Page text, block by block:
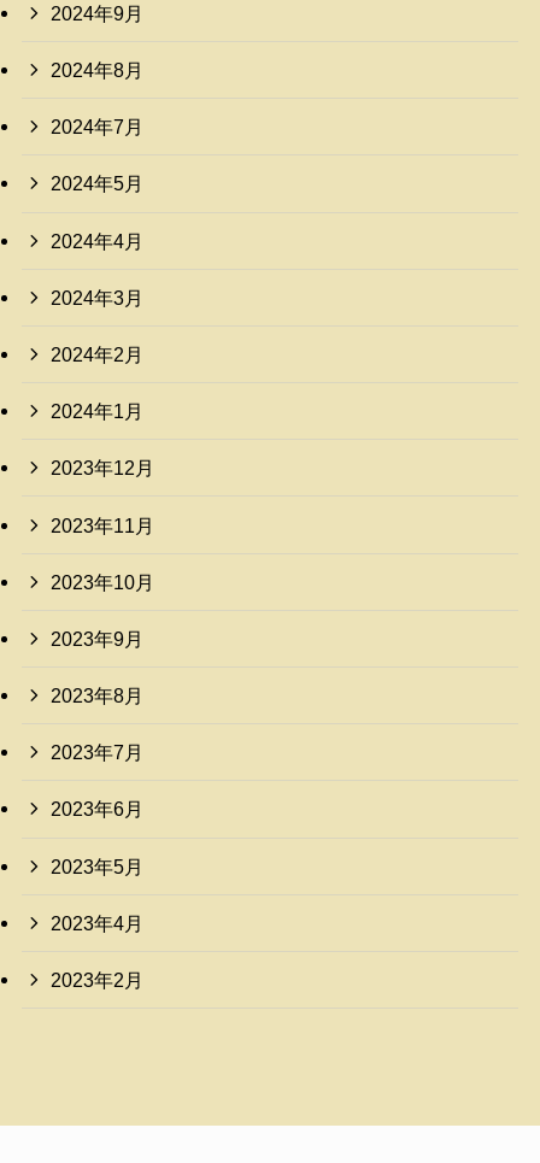
2024年9月
2024年8月
2024年7月
2024年5月
2024年4月
2024年3月
2024年2月
2024年1月
2023年12月
2023年11月
2023年10月
2023年9月
2023年8月
2023年7月
2023年6月
2023年5月
2023年4月
2023年2月